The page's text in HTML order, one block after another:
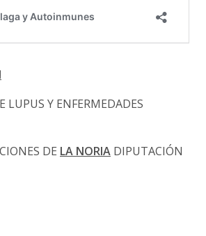
LUPUS Y ENFERMEDADES
DE LA NORIA DIPUTACIÓN